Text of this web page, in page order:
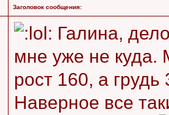
Заголовок сообщения:
Галина,
мне уже не куда.
рост 160, а
Наверное все